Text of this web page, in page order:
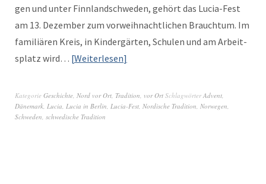
gen und unter Finn­land­schwe­den, gehört das Lucia-Fest
am 13. Dezem­ber zum vor­wei­h­nachtlichen Brauch­tum. Im
famil­iären Kreis, in Kindergärten, Schulen und am Arbeit­
splatz wird… Weit­er­lesen
Kategorie Geschichte Nord vor Ort Tradition vor Ort SchlagwörterAdvent
Dänemark Lucia Lucia in Berlin Lucia-Fest Nordische Tradition Norwegen
Schweden schwedische Tradition